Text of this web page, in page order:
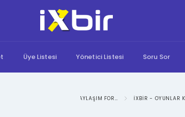
Üye Listesi Yönetici Listesi Soru Sor
IXBIR: BILGI PAYLAŞIM FORUMU